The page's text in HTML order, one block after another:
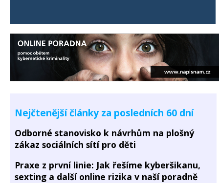
Nejčtenější články za posledních 60 dní
Odborné stanovisko k návrhům na plošný
zákaz sociálních sítí pro děti
Praxe z první linie: Jak řešíme kyberšikanu,
sexting a další online rizika v naší poradně